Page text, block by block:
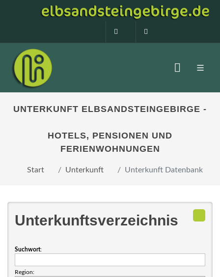
0160 99873408
UNTERKUNFT ELBSANDSTEINGEBIRGE -
HOTELS, PENSIONEN UND
FERIENWOHNUNGEN
Start Unterkunft Unterkunft Datenbank
Unterkunftsverzeichnis
Suchwort:
Region: